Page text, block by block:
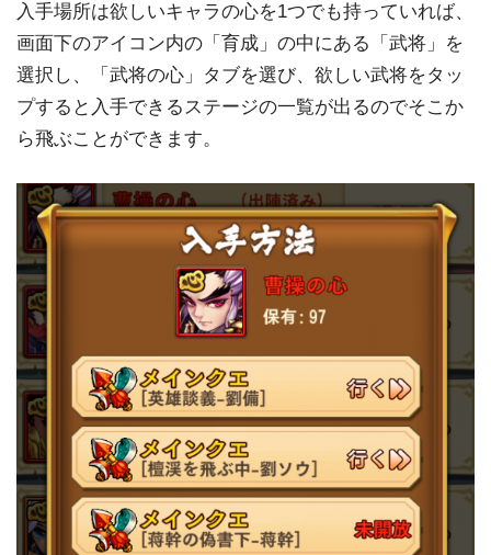
入手場所は欲しいキャラの心を1つでも持っていれば、
画面下のアイコン内の「育成」の中にある「武将」を
選択し、「武将の心」タブを選び、欲しい武将をタッ
プすると入手できるステージの一覧が出るのでそこか
ら飛ぶことができます。